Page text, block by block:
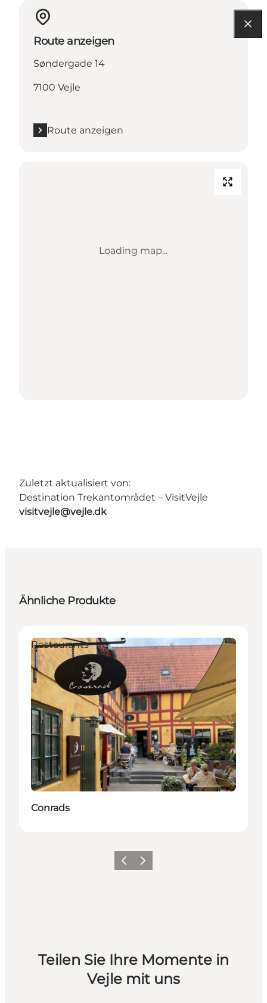
Route anzeigen
Søndergade 14
7100 Vejle
Route anzeigen
Loading map...
Zuletzt aktualisiert von:
Destination Trekantområdet – VisitVejle
visitvejle@vejle.dk
Ähnliche Produkte
Restaurants
Conrads
ZurückWeiter
Teilen Sie Ihre Momente in
Vejle mit uns